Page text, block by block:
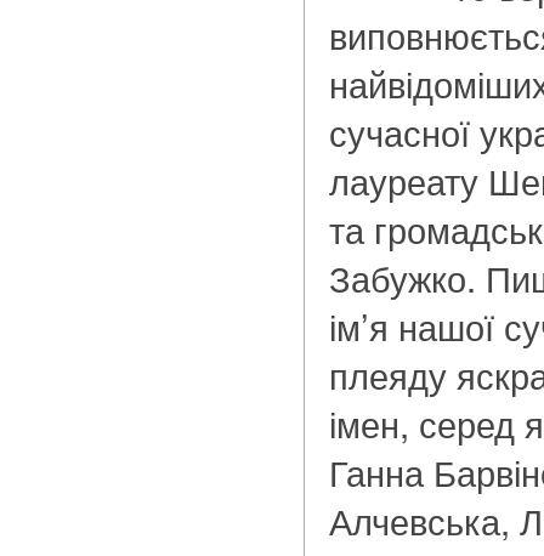
сучасної
лауреату
та
Забужко.
ім’я нашої
плеяду
імен, серед
Ганна
Алчевська,